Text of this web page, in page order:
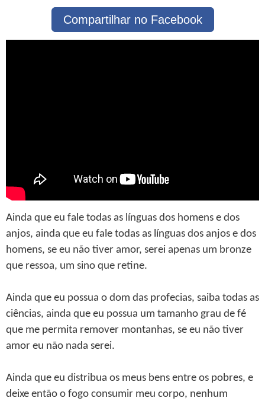
Compartilhar no Facebook
Ainda que eu fale todas as línguas dos homens e dos
anjos, ainda que eu fale todas as línguas dos anjos e dos
homens, se eu não tiver amor, serei apenas um bronze
que ressoa, um sino que retine.
Ainda que eu possua o dom das profecias, saiba todas as
ciências, ainda que eu possua um tamanho grau de fé
que me permita remover montanhas, se eu não tiver
amor eu não nada serei.
Ainda que eu distribua os meus bens entre os pobres, e
deixe então o fogo consumir meu corpo, nenhum